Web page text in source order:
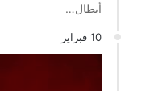
أبطال…
10 فبراير